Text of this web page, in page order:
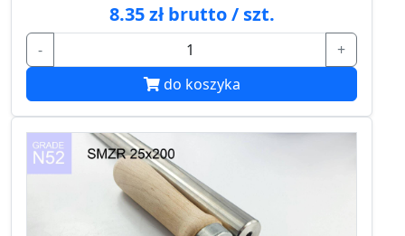
8.35 zł brutto / szt.
-
+
do koszyka